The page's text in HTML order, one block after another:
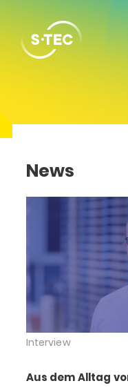
News
Interview
Aus dem Alltag